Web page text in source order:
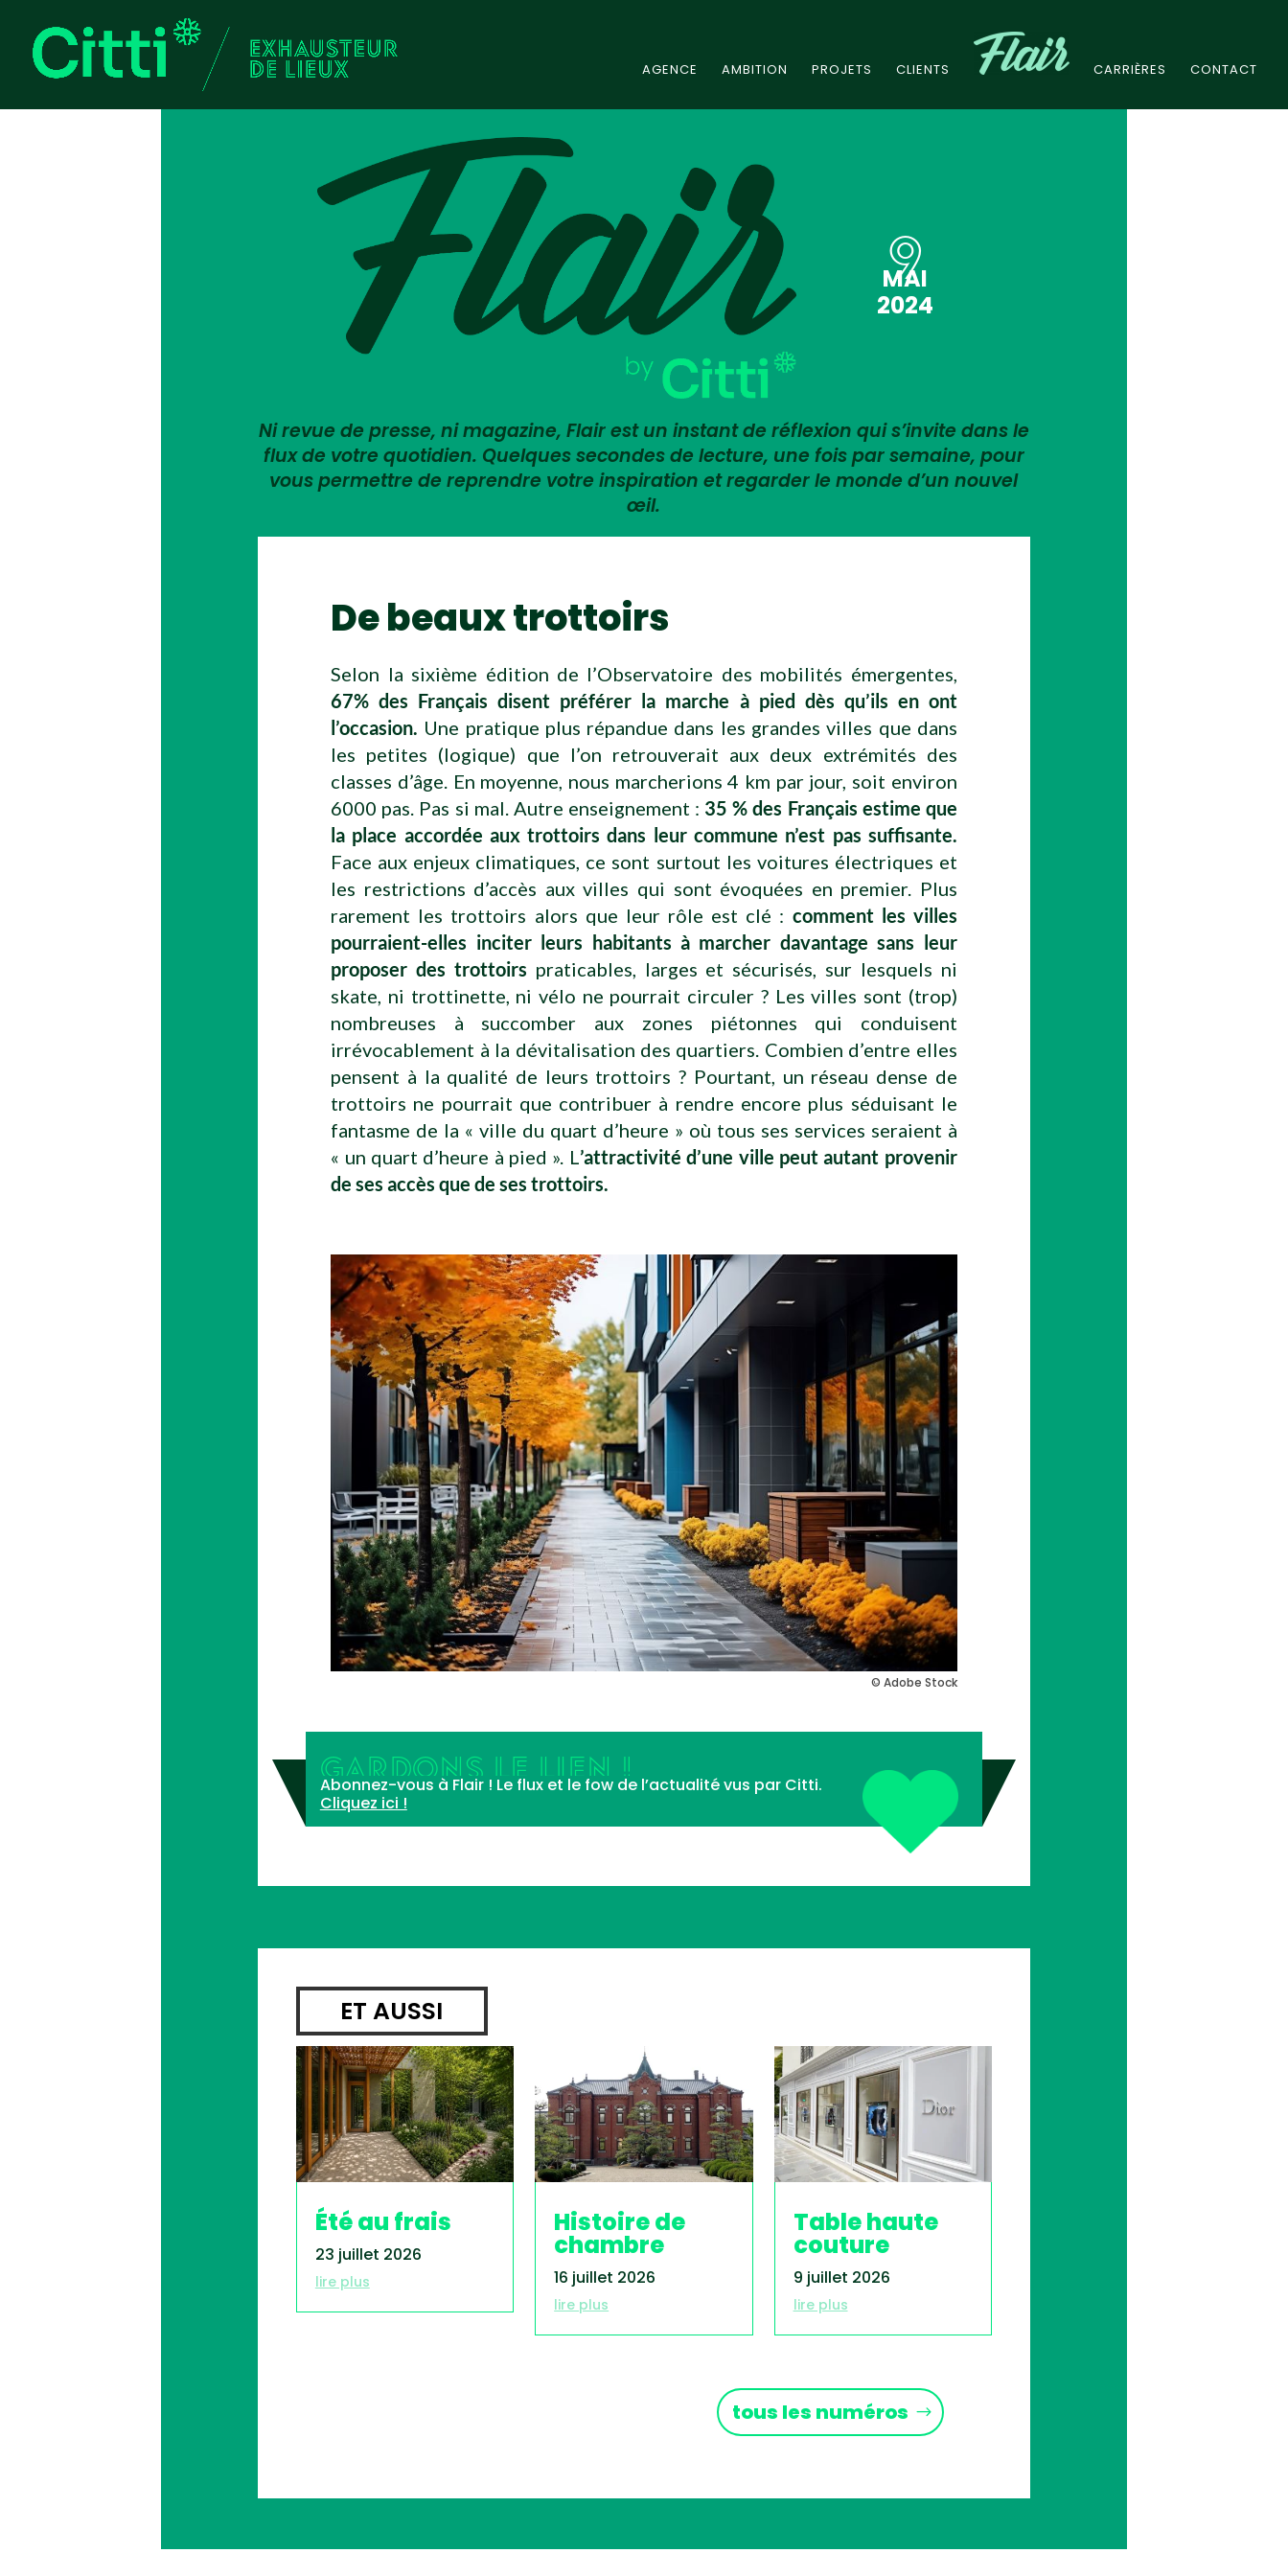
AGENCE AMBITION PROJETS CLIENTS CARRIÈRES CONTACT
9
MAI
2024
Ni revue de presse, ni magazine, Flair est un instant de réflexion qui s’invite dans le
flux de votre quotidien. Quelques secondes de lecture, une fois par semaine, pour
vous permettre de reprendre votre inspiration et regarder le monde d’un nouvel
œil.
De beaux trottoirs
Selon la sixième édition de l’Observatoire des mobilités émergentes,
67% des Français disent préférer la marche à pied dès qu’ils en ont
l’occasion. Une pratique plus répandue dans les grandes villes que dans
les petites (logique) que l’on retrouverait aux deux extrémités des
classes d’âge. En moyenne, nous marcherions 4 km par jour, soit environ
6000 pas. Pas si mal. Autre enseignement : 35 % des Français estime que
la place accordée aux trottoirs dans leur commune n’est pas suffisante.
Face aux enjeux climatiques, ce sont surtout les voitures électriques et
les restrictions d’accès aux villes qui sont évoquées en premier. Plus
rarement les trottoirs alors que leur rôle est clé : comment les villes
pourraient-elles inciter leurs habitants à marcher davantage sans leur
proposer des trottoirs praticables, larges et sécurisés, sur lesquels ni
skate, ni trottinette, ni vélo ne pourrait circuler ? Les villes sont (trop)
nombreuses à succomber aux zones piétonnes qui conduisent
irrévocablement à la dévitalisation des quartiers. Combien d’entre elles
pensent à la qualité de leurs trottoirs ? Pourtant, un réseau dense de
trottoirs ne pourrait que contribuer à rendre encore plus séduisant le
fantasme de la « ville du quart d’heure » où tous ses services seraient à
« un quart d’heure à pied ». L ’attractivité d’une ville peut autant provenir
de ses accès que de ses trottoirs.
© Adobe Stock
GARDONS LE LIEN !
Abonnez-vous à Flair ! Le flux et le fow de l’actualité vus par Citti.
Cliquez ici !
ET AUSSI
Été au frais
23 juillet 2026
lire plus
Histoire de
chambre
16 juillet 2026
lire plus
Table haute
couture
9 juillet 2026
lire plus
tous les numéros